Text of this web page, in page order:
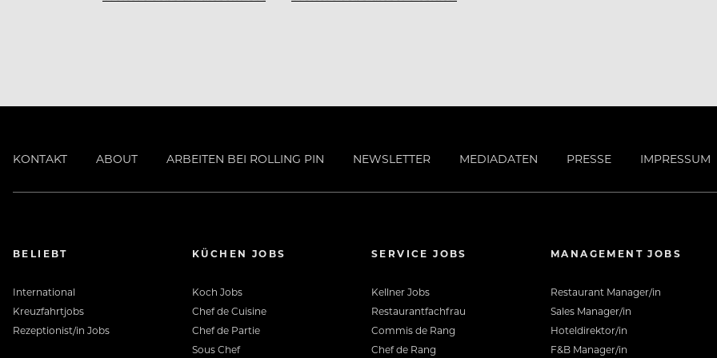
Das bekommst du von uns
Familiengeführtes, modernes Unternehmen
Sicherer & mehrmals ausgezeichneter Arbeitgeber
Jahresstelle mit 14 Monatsgehältern
KONTAKT ABOUT ARBEITEN BEI ROLLING PIN NEWSLETTER MEDIADATEN PRESSE IMPRESSUM
BELIEBT
International
Kreuzfahrtjobs
Rezeptionist/in Jobs
KÜCHEN JOBS
Koch Jobs
Chef de Cuisine
Chef de Partie
Sous Chef
SERVICE JOBS
Kellner Jobs
Restaurantfachfrau
Commis de Rang
Chef de Rang
MANAGEMENT JOBS
Restaurant Manager/in
Sales Manager/in
Hoteldirektor/in
F&B Manager/in